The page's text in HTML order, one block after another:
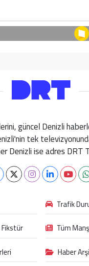
güncel Denizli
tek
Denizli ise adres DRT
Trafik
Tüm
Haber